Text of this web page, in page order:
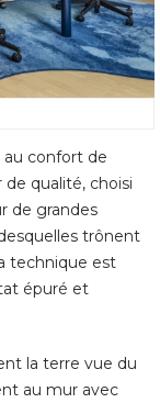
confort de
qualité, choisi
de grandes
trônent
technique est
épuré et
la terre vue du
au mur avec